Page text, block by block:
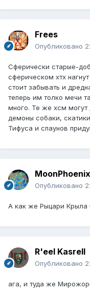
Frees
Опубликовано
Сферически старые-
сферическом хтх
стоит забывать и
теперь им толко мечи
много. Те же хсм
демоны собаки,
Тифуса и спаунов
MoonPhoenix
Опубликовано
А как же Рыцари Крыла
R'eel Kasrell
Опубликовано
ага, и туда же